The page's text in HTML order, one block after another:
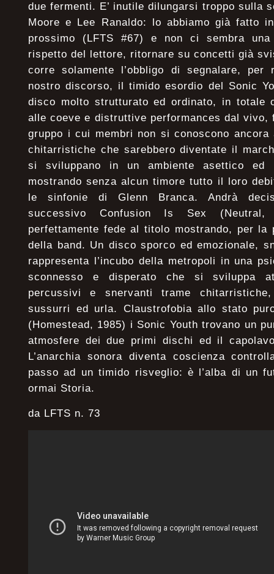
due fermenti. E’ inutile dilungarsi troppo sulla
Moore e Lee Ranaldo: lo abbiamo già fatto
prossimo (LFTS #67) e non ci sembra
rispetto del lettore, ritornare su concetti già
corre solamente l’obbligo di segnalare,
nostro discorso, il timido esordio del Sonic
disco molto strutturato ed ordinato, in totale
alle coeve e distruttive performances dal vivo,
gruppo i cui membri non si conoscono
chitarristiche che sarebbero diventate il
si sviluppano in un ambiente asettico ed
mostrando senza alcun timore tutto il loro
le sinfonie di Glenn Branca. Andrà
successivo Confusion Is Sex (Neutral,
perfettamente fede al titolo mostrando, per
della band. Un disco sporco ed emozionale,
rappresenta l’incubo della metropoli in una
sconnesso e disperato che si sviluppa
percussivi e snervanti trame
sussurri ed urla. Claustrofobia allo stato
(Homestead, 1985) i Sonic Youth trovano un
atmosfere dei due primi dischi ed il
L’anarchia sonora diventa coscienza
passo ad un timido risveglio: è l’alba di un
ormai Storia.
da LFTS n. 73